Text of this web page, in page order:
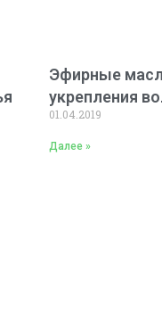
Эфирные
укрепления
01.04.2019
Далее »